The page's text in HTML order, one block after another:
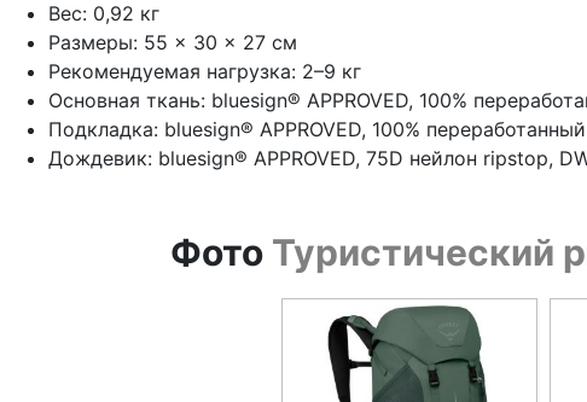
Вес: 0,92 кг
Размеры: 55 × 30 × 27 см
Рекомендуемая нагрузка: 2–9 кг
Основная ткань: bluesign® APPROVED, 100%
Подкладка: bluesign® APPROVED, 100%
Дождевик: bluesign® APPROVED, 75D нейлон ripstop,
Фото Туристический